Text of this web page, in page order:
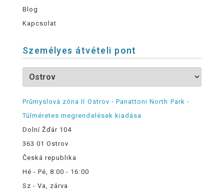
Blog
Kapcsolat
Személyes átvételi pont
Průmyslová zóna II Ostrov - Panattoni North Park -
Túlméretes megrendelések kiadása
Dolní Žďár 104
363 01 Ostrov
Česká republika
Hé - Pé, 8:00 - 16:00
Sz - Va, zárva